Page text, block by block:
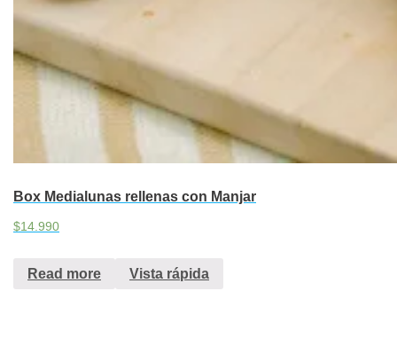
Box Medialunas rellenas con Manjar
$14.990
Read more Vista rápida